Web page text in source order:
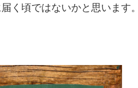
く頃ではないかと思います。